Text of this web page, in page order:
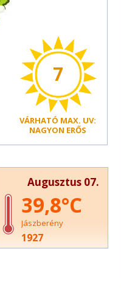
7
VÁRHATÓ MAX. UV:
NAGYON ERŐS
Augusztus 07.
39,8
Jászberény
1927